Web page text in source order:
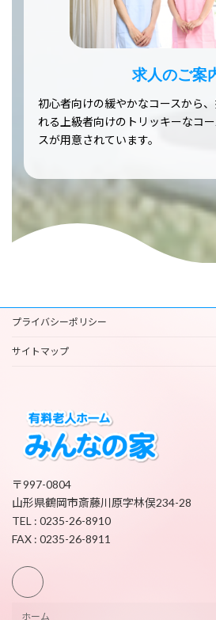
求人のご案
初心者向けの緩やかなコースから
れる上級者向けのトリッキーなコ
スが用意されています。
プライバシーポリシー
サイトマップ
〒997-0804
山形県鶴岡市斎藤川原字林俣234-28
TEL : 0235-26-8910
FAX : 0235-26-8911
ホーム